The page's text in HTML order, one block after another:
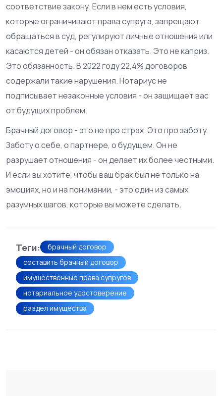
соответствие закону. Если в нем есть условия,
которые ограничивают права супруга, запрещают
обращаться в суд, регулируют личные отношения или
касаются детей - он обязан отказать. Это не каприз.
Это обязанность. В 2022 году 22,4% договоров
содержали такие нарушения. Нотариус не
подписывает незаконные условия - он защищает вас
от будущих проблем.
Брачный договор - это не про страх. Это про заботу.
Заботу о себе, о партнере, о будущем. Он не
разрушает отношения - он делает их более честными.
И если вы хотите, чтобы ваш брак был не только на
эмоциях, но и на понимании, - это один из самых
разумных шагов, которые вы можете сделать.
Теги:
брачный договор
составить брачный договор
имущественные права супругов
нотариальное удостоверение
раздел имущества